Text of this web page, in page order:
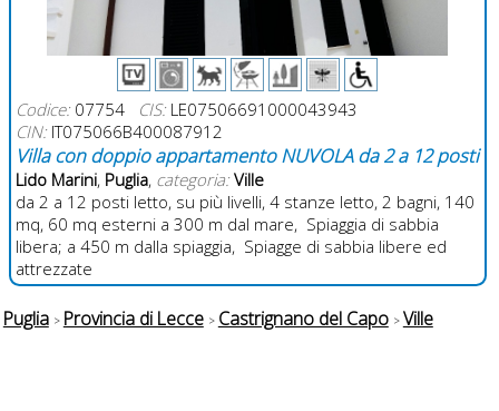
Codice:07754 CIS:LE07506691000043943
CIN:IT075066B400087912
Villa con doppio appartamento NUVOLA da 2 a 12 posti
Lido Marini, Puglia, categoria: Ville
da 2 a 12 posti letto, su più livelli, 4 stanze letto, 2 bagni, 140
mq, 60 mq esterni a 300 m dal mare, Spiaggia di sabbia
libera; a 450 m dalla spiaggia, Spiagge di sabbia libere ed
attrezzate
Puglia Provincia di Lecce Castrignano del Capo Ville